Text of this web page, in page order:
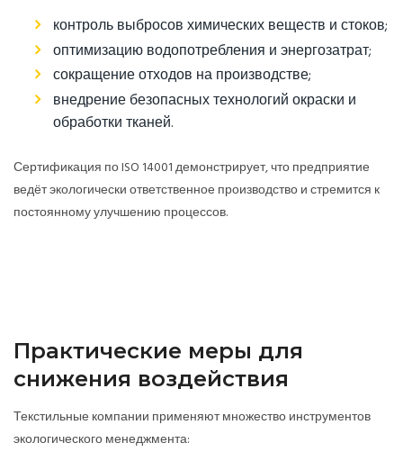
контроль выбросов химических веществ и стоков;
оптимизацию водопотребления и энергозатрат;
сокращение отходов на производстве;
внедрение безопасных технологий окраски и
обработки тканей.
Сертификация по ISO 14001 демонстрирует, что предприятие
ведёт экологически ответственное производство и стремится к
постоянному улучшению процессов.
Практические меры для
снижения воздействия
Текстильные компании применяют множество инструментов
экологического менеджмента: